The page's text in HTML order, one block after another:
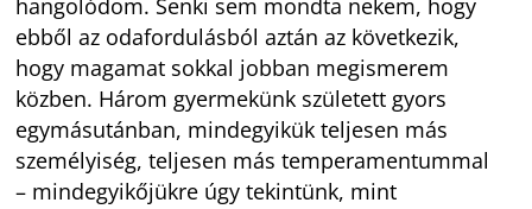
ebből az odafordulásból aztán az következik,
hogy magamat sokkal jobban megismerem
közben. Három gyermekünk született gyors
egymásutánban, mindegyikük teljesen más
személyiség, teljesen más temperamentummal
– mindegyikőjükre úgy tekintünk, mint